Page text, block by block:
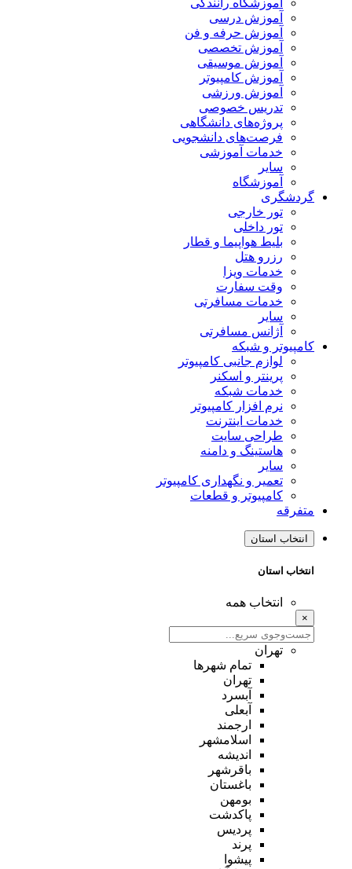
آموزشگاه رانندگی
آموزش درسی
آموزش حرفه و فن
آموزش تخصصی
آموزش موسیقی
آموزش کامپیوتر
آموزش ورزشی
تدریس خصوصی
پروژه‌های دانشگاهی
فرصت‌های دانشجویی
خدمات آموزشی
سایر
آموزشگاه
گردشگری
تور خارجی
تور داخلی
بلیط هواپیما و قطار
رزرو هتل
خدمات ویزا
وقت سفارت
خدمات مسافرتی
سایر
آژانس مسافرتی
کامپیوتر و شبکه
لوازم جانبی کامپیوتر
پرینتر و اسکنر
خدمات شبکه
نرم افزار کامپیوتر
خدمات اینترنت
طراحی سایت
هاستینگ و دامنه
سایر
تعمیر و نگهداری کامپیوتر
کامپیوتر و قطعات
متفرقه
انتخاب استان
انتخاب استان
انتخاب همه
×
تهران
تمام شهر‌ها
تهران
آبسرد
آبعلی
ارجمند
اسلامشهر
اندیشه
باقرشهر
باغستان
بومهن
پاکدشت
پردیس
پرند
پیشوا